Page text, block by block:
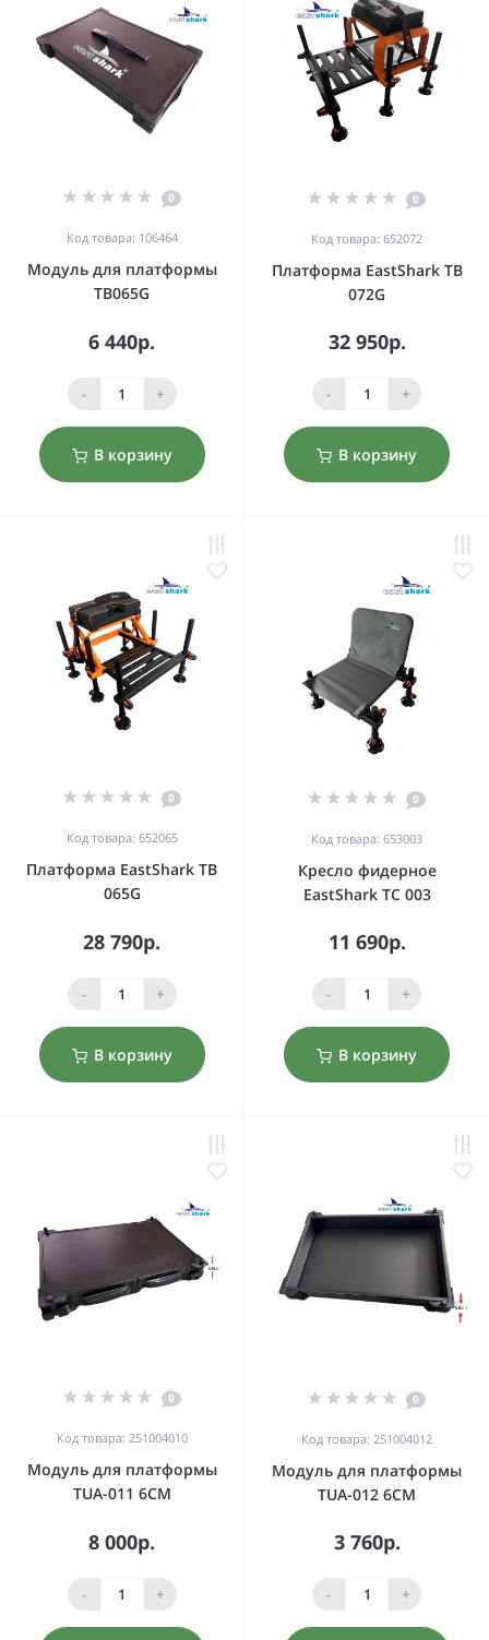
0
Код товара: 106464
Модуль для платформы
TB065G
6 440р.
- +
В корзину
0
Код товара: 652072
Платформа EastShark TB
072G
32 950р.
- +
В корзину
0
Код товара: 652065
Платформа EastShark TB
065G
28 790р.
- +
В корзину
0
Код товара: 653003
Кресло фидерное
EastShark TC 003
11 690р.
- +
В корзину
0
Код товара: 251004010
Модуль для платформы
TUA-011 6CM
8 000р.
- +
0
Код товара: 251004012
Модуль для платформы
TUA-012 6CM
3 760р.
- +